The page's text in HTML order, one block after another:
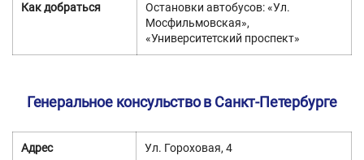
Как добраться
Остановки автобусов: «Ул.
Мосфильмовская»,
«Университетский проспект»
Генеральное консульство в Санкт-Петербурге
Адрес Ул. Гороховая, 4